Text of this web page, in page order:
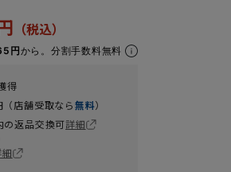
円から。分割手数料無料
得
（店舗受取なら無料）
の返品交換可詳細